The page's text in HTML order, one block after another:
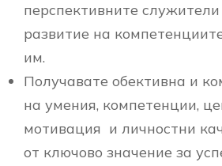
перспективните
развитие на
им.
Получавате обективна и
на умения, компетенции,
мотивация и личностни
от ключово значение за